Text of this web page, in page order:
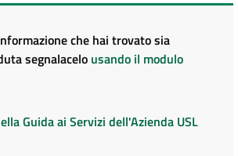
che hai trovato sia
segnalacelo usando il modulo
Guida ai Servizi dell'Azienda USL